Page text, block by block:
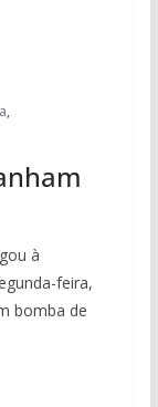
,
à
feira,
bomba de